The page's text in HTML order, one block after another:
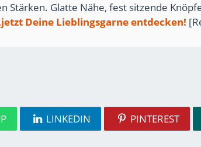
Stärken. Glatte Nähe, fest sitzende
Deine Lieblingsgarne entdecken!
LINKEDIN PINTEREST